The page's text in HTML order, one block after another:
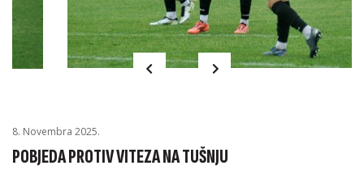
8. Novembra 2025.
POBJEDA PROTIV VITEZA NA TUŠNJU